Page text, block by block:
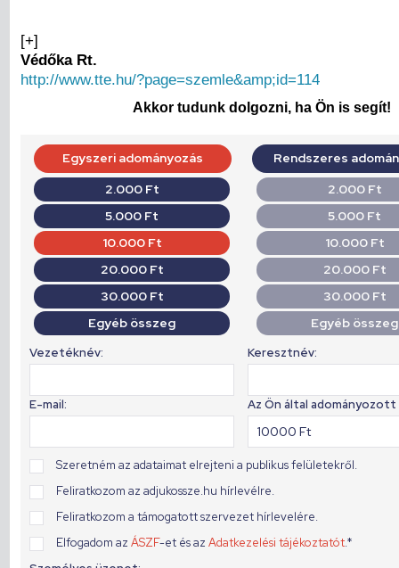
[+]
Védőka Rt.
http://www.tte.hu/?page=szemle&amp;id=114
Akkor tudunk dolgozni, ha Ön is segít!